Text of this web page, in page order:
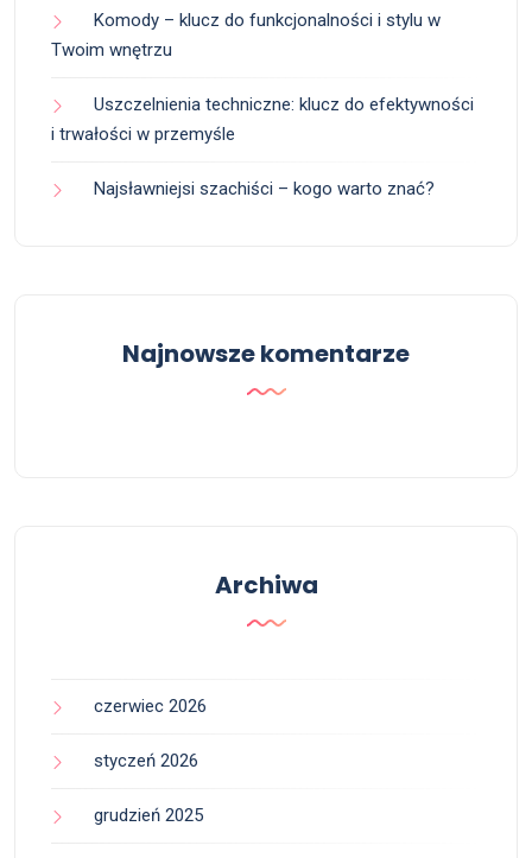
Komody – klucz do funkcjonalności i stylu w
Twoim wnętrzu
Uszczelnienia techniczne: klucz do efektywności
i trwałości w przemyśle
Najsławniejsi szachiści – kogo warto znać?
Najnowsze komentarze
Archiwa
czerwiec 2026
styczeń 2026
grudzień 2025